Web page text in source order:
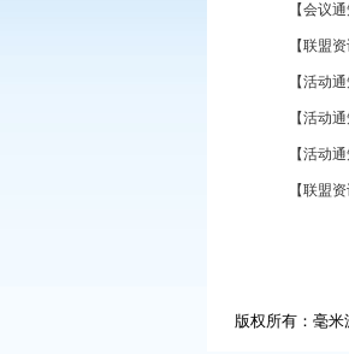
【会议
【联盟
【活动
【活动
【活动
【联盟
版权所有：毫